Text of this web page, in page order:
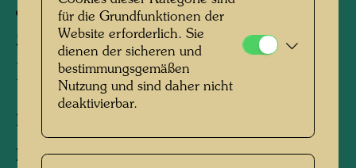
Jan Shortridge und Dough
Shepherd im Farmhaus in
Kaurinui Valley
Kaurinui Valley, Neuseeland, 1977
Personen am Foto:Jan Shortridge, Dough
für die Grundfunktionen der
Website erforderlich. Sie
dienen der sicheren und
bestimmungsgemäßen
Nutzung und sind daher nicht
deaktivierbar.